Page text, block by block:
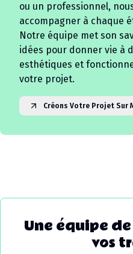
ou un professionnel,
accompagner à chaque
Notre équipe met son
idées pour donner vie à
esthétiques et
votre projet.
Créons Votre Projet Sur
Une équipe
vos